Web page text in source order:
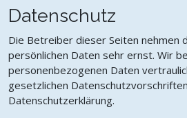
Datenschutz
Die Betreiber dieser Seiten nehmen
persönlichen Daten sehr ernst. Wir
personenbezogenen Daten
gesetzlichen
Datenschutzerklärung.